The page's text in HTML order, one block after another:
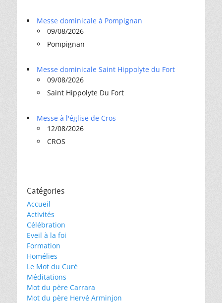
Messe dominicale à Pompignan
09/08/2026
Pompignan
Messe dominicale Saint Hippolyte du Fort
09/08/2026
Saint Hippolyte Du Fort
Messe à l'église de Cros
12/08/2026
CROS
Catégories
Accueil
Activités
Célébration
Eveil à la foi
Formation
Homélies
Le Mot du Curé
Méditations
Mot du père Carrara
Mot du père Hervé Arminjon